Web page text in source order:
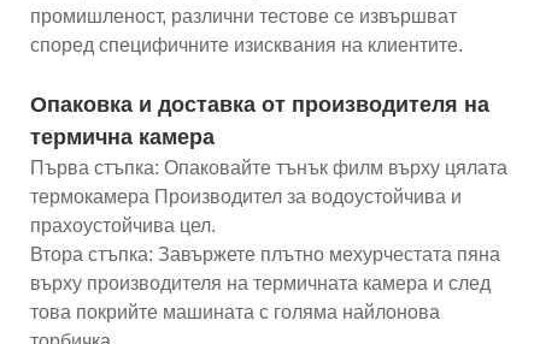
промишленост, различни тестове се извършват
според специфичните изисквания на клиентите.
Опаковка и доставка от производителя на
термична камера
Първа стъпка: Опаковайте тънък филм върху цялата
термокамера Производител за водоустойчива и
прахоустойчива цел.
Втора стъпка: Завържете плътно мехурчестата пяна
върху производителя на термичната камера и след
това покрийте машината с голяма найлонова